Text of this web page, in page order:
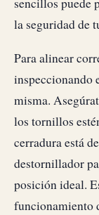
sencillos puede
la seguridad de
Para alinear
inspeccionando
misma.
los tornillos
cerradura está
destornillador
posición ideal.
funcionamiento